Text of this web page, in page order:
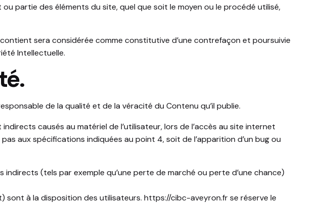
partie des éléments du site, quel que soit le moyen ou le procédé utilisé,
sera considérée comme constitutive d’une contrefaçon et poursuivie
Intellectuelle.
de la qualité et de la véracité du Contenu qu’il publie.
causés au matériel de l’utilisateur, lors de l’accès au site internet
aux spécifications indiquées au point 4, soit de l’apparition d’un bug ou
(tels par exemple qu’une perte de marché ou perte d’une chance)
sont à la disposition des utilisateurs. https://cibc-aveyron.frse réserve le